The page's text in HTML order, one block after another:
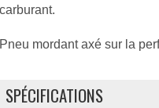
carburant.
Pneu mordant axé sur la
SPÉCIFICATIONS